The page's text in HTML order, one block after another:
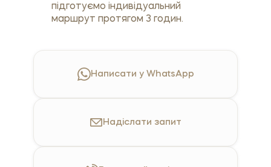
підготуємо індивідуальний
маршрут протягом 3 годин.
Написати у WhatsApp
Надіслати запит